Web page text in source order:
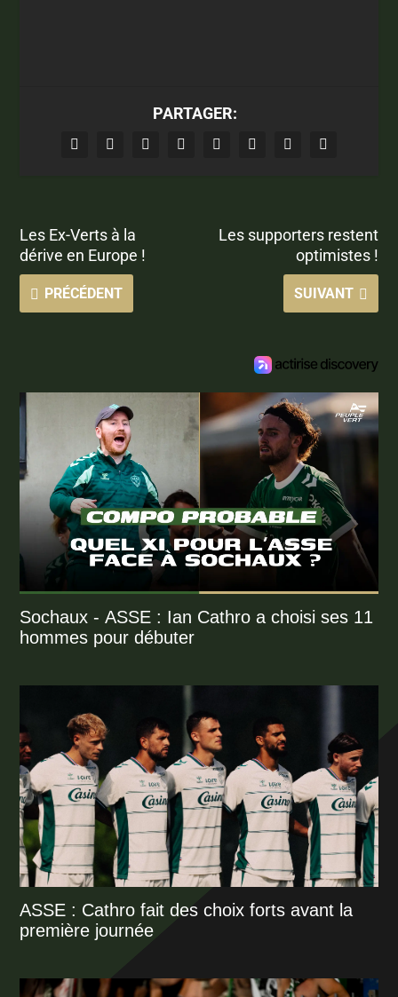
PARTAGER:
Les Ex-Verts à la
dérive en Europe !
PRÉCÉDENT
Les supporters restent
optimistes !
SUIVANT
Sochaux - ASSE : Ian Cathro a choisi ses 11
hommes pour débuter
ASSE : Cathro fait des choix forts avant la
première journée